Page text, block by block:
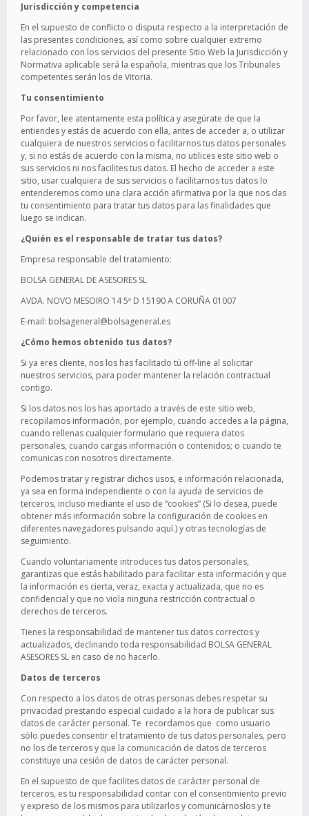
Jurisdicción y competencia
En el supuesto de conflicto o disputa respecto a la interpretación de
las presentes condiciones, así como sobre cualquier extremo
relacionado con los servicios del presente Sitio Web la Jurisdicción y
Normativa aplicable será la española, mientras que los Tribunales
competentes serán los de Vitoria.
Tu consentimiento
Por favor, lee atentamente esta política y asegúrate de que la
entiendes y estás de acuerdo con ella, antes de acceder a, o utilizar
cualquiera de nuestros servicios o facilitarnos tus datos personales
y, si no estás de acuerdo con la misma, no utilices este sitio web o
sus servicios ni nos facilites tus datos. El hecho de acceder a este
sitio, usar cualquiera de sus servicios o facilitarnos tus datos lo
entenderemos como una clara acción afirmativa por la que nos das
tu consentimiento para tratar tus datos para las finalidades que
luego se indican.
¿Quién es el responsable de tratar tus datos?
Empresa responsable del tratamiento:
BOLSA GENERAL DE ASESORES SL
AVDA. NOVO MESOIRO 14 5º D 15190 A CORUÑA 01007
E-mail: bolsageneral@bolsageneral.es
¿Cómo hemos obtenido tus datos?
Si ya eres cliente, nos los has facilitado tú off-line al solicitar
nuestros servicios, para poder mantener la relación contractual
contigo.
Si los datos nos los has aportado a través de este sitio web,
recopilamos información, por ejemplo, cuando accedes a la página,
cuando rellenas cualquier formulario que requiera datos
personales, cuando cargas información o contenidos; o cuando te
comunicas con nosotros directamente.
Podemos tratar y registrar dichos usos, e información relacionada,
ya sea en forma independiente o con la ayuda de servicios de
terceros, incluso mediante el uso de “cookies” (Si lo desea, puede
obtener más información sobre la configuración de cookies en
diferentes navegadores pulsando aquí.) y otras tecnologías de
seguimiento.
Cuando voluntariamente introduces tus datos personales,
garantizas que estás habilitado para facilitar esta información y que
la información es cierta, veraz, exacta y actualizada, que no es
confidencial y que no viola ninguna restricción contractual o
derechos de terceros.
Tienes la responsabilidad de mantener tus datos correctos y
actualizados, declinando toda responsabilidad BOLSA GENERAL
ASESORES SL en caso de no hacerlo.
Datos de terceros
Con respecto a los datos de otras personas debes respetar su
privacidad prestando especial cuidado a la hora de publicar sus
datos de carácter personal. Te recordamos que como usuario
sólo puedes consentir el tratamiento de tus datos personales, pero
no los de terceros y que la comunicación de datos de terceros
constituye una cesión de datos de carácter personal.
En el supuesto de que facilites datos de carácter personal de
terceros, es tu responsabilidad contar con el consentimiento previo
y expreso de los mismos para utilizarlos y comunicárnoslos y te